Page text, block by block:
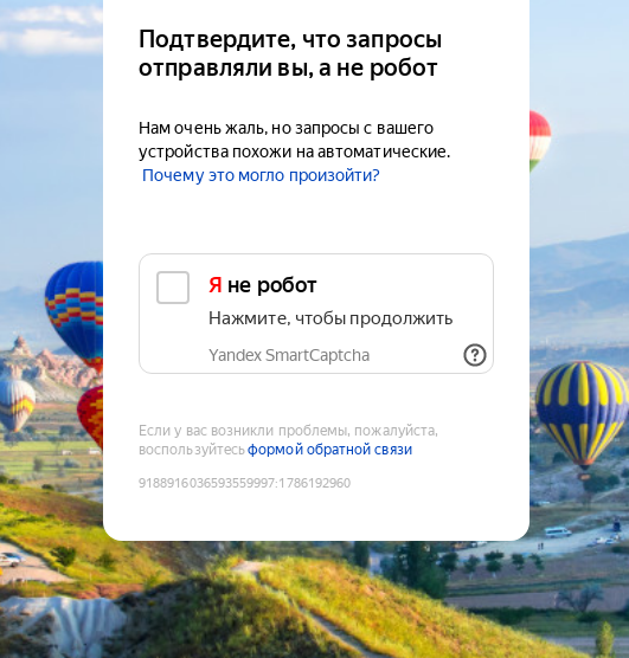
Подтвердите, что запросы
отправляли вы, а не робот
Нам очень жаль, но запросы с вашего
устройства похожи на автоматические.
Почему это могло произойти?
Я не робот
Нажмите, чтобы продолжить
Yandex SmartCaptcha
Если у вас возникли проблемы, пожалуйста,
воспользуйтесьформой обратной связи
9188916036593559997:1786192960